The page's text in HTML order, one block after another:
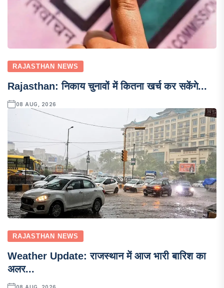
RAJASTHAN NEWS
Rajasthan: निकाय चुनावों में कितना खर्च कर सकेंगे...
08 AUG, 2026
RAJASTHAN NEWS
Weather Update: राजस्थान में आज भारी बारिश का
अलर...